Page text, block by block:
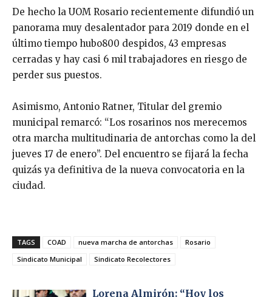
De hecho la UOM Rosario recientemente difundió un
panorama muy desalentador para 2019 donde en el
último tiempo hubo800 despidos, 43 empresas
cerradas y hay casi 6 mil trabajadores en riesgo de
perder sus puestos.
Asimismo, Antonio Ratner, Titular del gremio
municipal remarcó: “Los rosarinos nos merecemos
otra marcha multitudinaria de antorchas como la del
jueves 17 de enero”. Del encuentro se fijará la fecha
quizás ya definitiva de la nueva convocatoria en la
ciudad.
TAGS COAD nueva marcha de antorchas
Rosario
Sindicato Municipal
Sindicato Recolectores
Lorena Almirón: “Hoy los